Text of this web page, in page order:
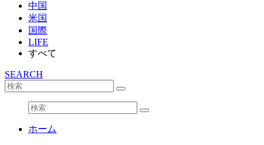
中国
米国
国際
LIFE
すべて
SEARCH
ホーム